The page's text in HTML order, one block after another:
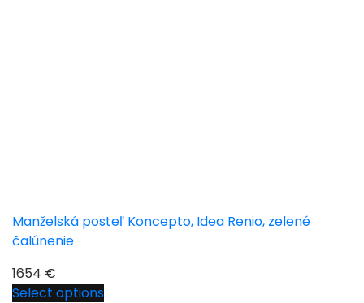
Manželská posteľ Koncepto, Idea Renio, zelené
čalúnenie
1654 €
Select options